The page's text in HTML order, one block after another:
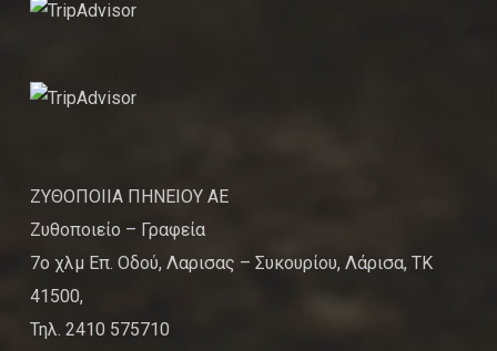
ΖΥΘΟΠΟΙΙΑ ΠΗΝΕΙΟΥ ΑΕ
Ζυθοποιείο – Γραφεία
7ο χλμ Επ. Οδού, Λαρισας – Συκουρίου, Λάρισα, ΤΚ
41500,
Τηλ. 2410 575710